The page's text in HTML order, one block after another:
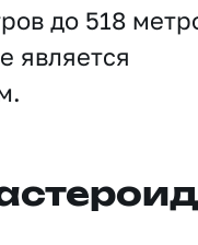
до 518
является